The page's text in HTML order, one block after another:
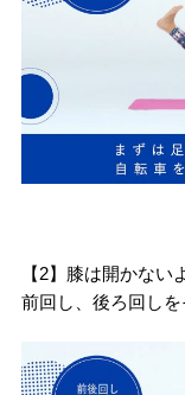
【2】膝は開かない
前回し、後ろ回しを